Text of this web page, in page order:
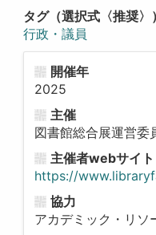
タグ（選択式〈推奨〉）
行政・議員
開催年
2025
主催
図書館総合展運営委
主催者webサイト
https://
協力
アカデミック・リソ